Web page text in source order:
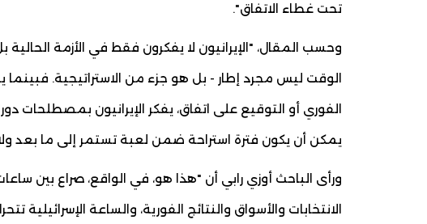
تحت غطاء الاتفاق".
وحسب المقال، "الإيرانيون لا يفكرون فقط في الأزمة
الوقت ليس مجرد إطار - بل هو جزء من الاستراتيجية.
الفوري أو التوقيع على اتفاق، يفكر الإيرانيون بمصطلحات
يمكن أن يكون فترة استراحة ضمن لعبة تستمر إلى ما بعد
ورأى الباحث أوزي رابي أن "هذا هو، في الواقع، صراع بين
الانتخابات والأسواق والنتائج الفورية، والساعة